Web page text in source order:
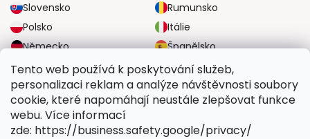
Tento web používá k poskytování služeb,
personalizaci reklam a analýze návštěvnosti soubory
cookie, které napomáhají neustále zlepšovat funkce
webu. Více informací
zde: https://business.safety.google/privacy/
Slovensko
Rumunsko
Polsko
Itálie
Německo
Španělsko
Velká Británie
Rakousko
SPOLEHLIVÉ MOŽNOSTI DOPRAVY